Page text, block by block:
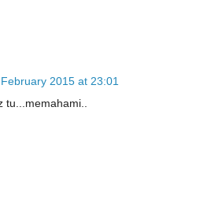
2015 at 23:01
tu...memahami..